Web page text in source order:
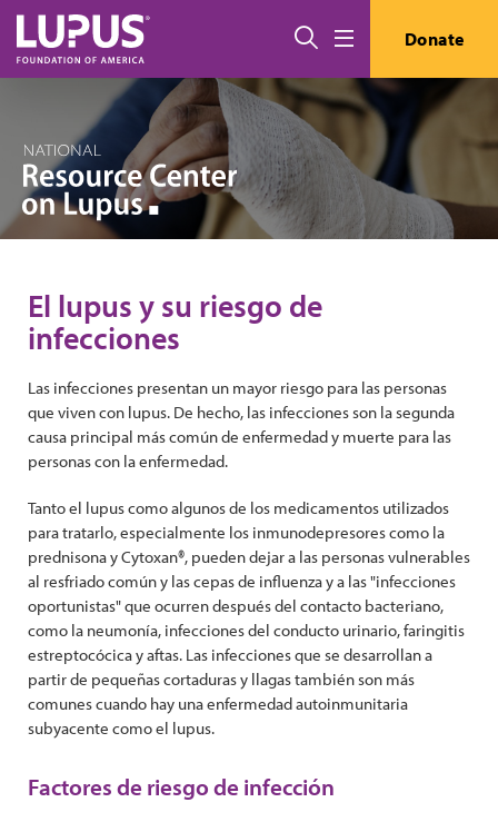
Pasar al contenido principal
Buscar Donate
El lupus y su riesgo de
infecciones
Las infecciones presentan un mayor riesgo para las personas
que viven con lupus. De hecho, las infecciones son la segunda
causa principal más común de enfermedad y muerte para las
personas con la enfermedad.
Tanto el lupus como algunos de los medicamentos utilizados
para tratarlo, especialmente los inmunodepresores como la
prednisona y Cytoxan®, pueden dejar a las personas vulnerables
al resfriado común y las cepas de influenza y a las "infecciones
oportunistas" que ocurren después del contacto bacteriano,
como la neumonía, infecciones del conducto urinario, faringitis
estreptocócica y aftas. Las infecciones que se desarrollan a
partir de pequeñas cortaduras y llagas también son más
comunes cuando hay una enfermedad autoinmunitaria
subyacente como el lupus.
Factores de riesgo de infección